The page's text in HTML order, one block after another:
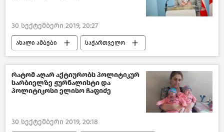
30 სექტემბერი 2019, 20:27
ახალი ამბები საქართველო
რატომ აღარ აქტიურობს პოლიტიკურ
სარბიელზე ჟურნალისტი და
პოლიტიკოსი ელისო ჩაფიძე
30 სექტემბერი 2019, 20:18